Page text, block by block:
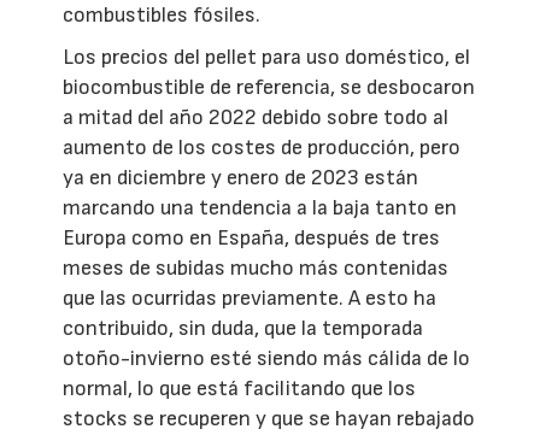
combustibles fósiles.
Los precios del pellet para uso doméstico, el
biocombustible de referencia, se desbocaron
a mitad del año 2022 debido sobre todo al
aumento de los costes de producción, pero
ya en diciembre y enero de 2023 están
marcando una tendencia a la baja tanto en
Europa como en España, después de tres
meses de subidas mucho más contenidas
que las ocurridas previamente. A esto ha
contribuido, sin duda, que la temporada
otoño-invierno esté siendo más cálida de lo
normal, lo que está facilitando que los
stocks se recuperen y que se hayan rebajado